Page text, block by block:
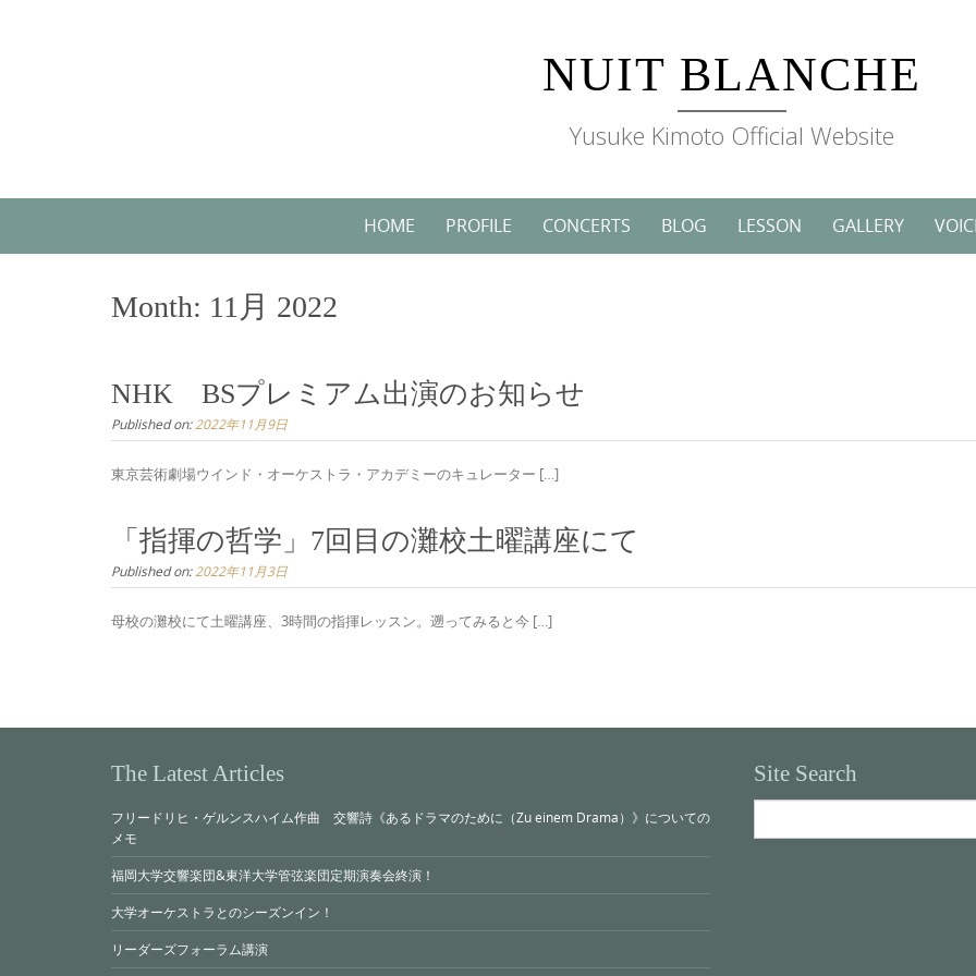
NUIT BLANCHE
Yusuke Kimoto Official Website
HOME PROFILE CONCERTS BLOG LESSON GALLERY
Month: 11月 2022
NHK BSプレミアム出演のお知らせ
Published on:2022年11月9日
東京芸術劇場ウインド・オーケストラ・アカデミーのキュレーター […]
「指揮の哲学」7回目の灘校土曜講座にて
Published on:2022年11月3日
母校の灘校にて土曜講座、3時間の指揮レッスン。遡ってみると今 […]
The Latest Articles
フリードリヒ・ゲルンスハイム作曲 交響詩《あるドラマのために（Zu einem Drama）》についての
メモ
福岡大学交響楽団&東洋大学管弦楽団定期演奏会終演！
大学オーケストラとのシーズンイン！
リーダーズフォーラム講演
Site Search